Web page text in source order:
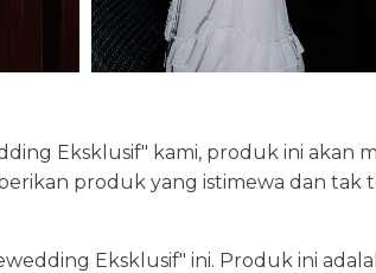
Eksklusif" kami, produk ini akan
produk yang istimewa dan tak
Eksklusif" ini. Produk ini